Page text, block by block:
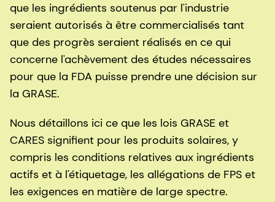
que les ingrédients soutenus par l'industrie
seraient autorisés à être commercialisés tant
que des progrès seraient réalisés en ce qui
concerne l'achèvement des études nécessaires
pour que la FDA puisse prendre une décision sur
la GRASE.
Nous détaillons ici ce que les lois GRASE et
CARES signifient pour les produits solaires, y
compris les conditions relatives aux ingrédients
actifs et à l'étiquetage, les allégations de FPS et
les exigences en matière de large spectre.